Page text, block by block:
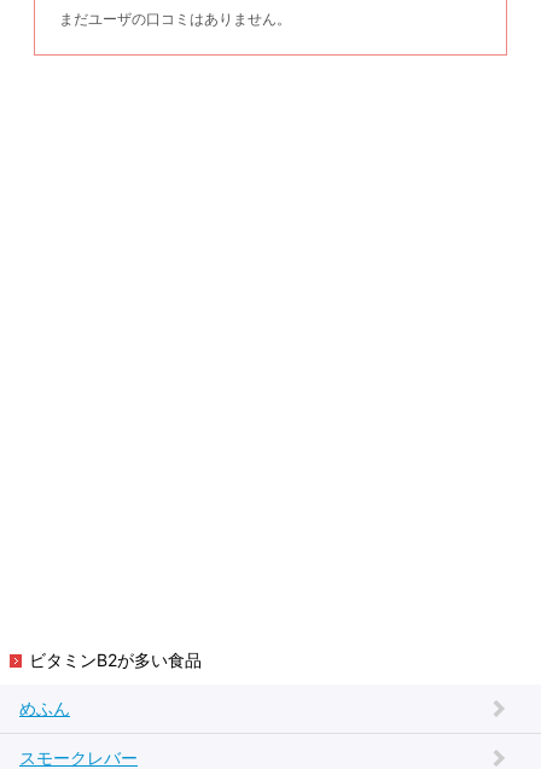
まだユーザの口コミはありません。
ビタミンB2が多い食品
めふん
スモークレバー